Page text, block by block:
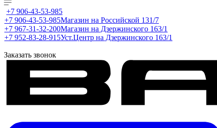
+7 906-43-53-985
+7 906-43-53-985Магазин на Российской 131/7
+7 967-31-32-200Магазин на Дзержинского 163/1
+7 952-83-28-915Уст.Центр на Дзержинского 163/1
Заказать звонок